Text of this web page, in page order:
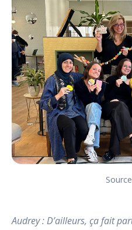
Audrey : D’ailleurs, ça fait